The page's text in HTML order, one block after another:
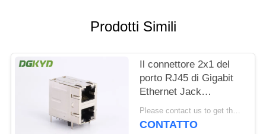
SULLA
PRIVACY
Prodotti Simili
Il connettore 2x1 del
porto RJ45 di Gigabit
Ethernet Jack
modulare 2 ha sfalsato
la st/Jk con il LED
Please contact us to get the latest price. MOQ:1 pezzo
CONTATTO